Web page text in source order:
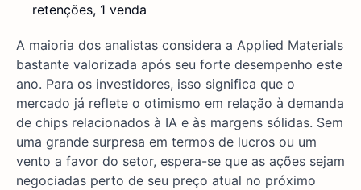
retenções, 1 venda
A maioria dos analistas considera a Applied Materials
bastante valorizada após seu forte desempenho este
ano. Para os investidores, isso significa que o
mercado já reflete o otimismo em relação à demanda
de chips relacionados à IA e às margens sólidas. Sem
uma grande surpresa em termos de lucros ou um
vento a favor do setor, espera-se que as ações sejam
negociadas perto de seu preço atual no próximo